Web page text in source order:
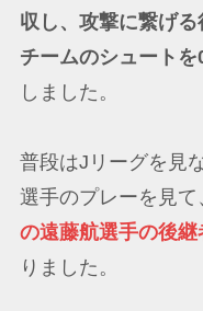
収し、攻撃に繋げ
チームのシュート
しました。
普段はJリーグを見
選手のプレーを見て
の遠藤航選手の後継
りました。